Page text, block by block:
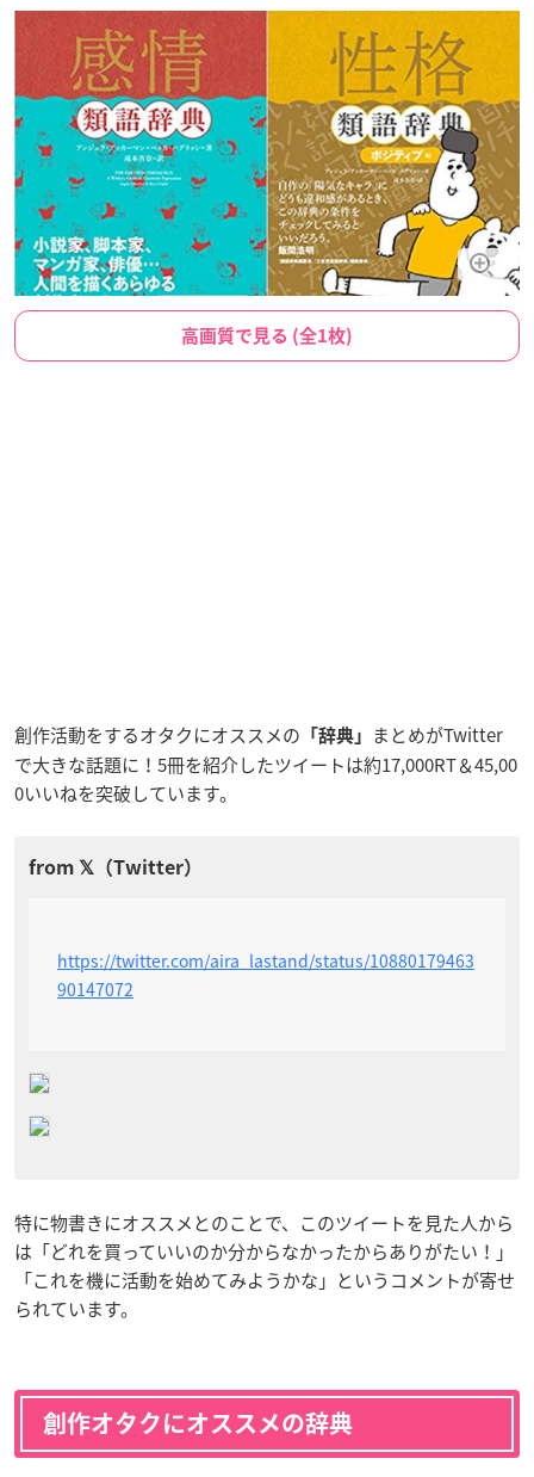
高画質で見る (全1枚)
創作活動をするオタクにオススメの 「辞典」
まとめがTwitter
で大きな話題に！5冊を紹介したツイートは約17,000RT＆45,00
0いいねを突破しています。
https://twitter.com/aira_lastand/status/10880179463
90147072
特に物書きにオススメとのことで、このツイートを見た人から
は「どれを買っていいのか分からなかったからありがたい！」
「これを機に活動を始めてみようかな」というコメントが寄せ
られています。
創作オタクにオススメの辞典